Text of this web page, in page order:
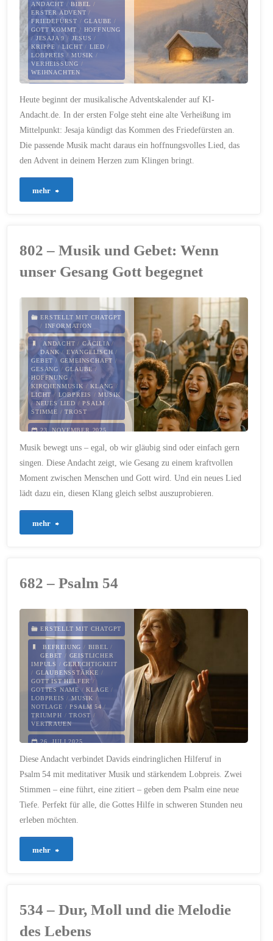
ANDACHT /BIBEL /
ERSTER ADVENT /
FRIEDEFÜRST /GLAUBE /
GOTT KOMMT / HOFFNUNG
/ JESAJA 9 / JESUS /
KRIPPE /LICHT / LIED /
LOBPREIS / MUSIK /
VERHEISSUNG
/
WEIHNACHTEN
Heute beginnt der musikalische Adventskalender auf KI-
Andacht.de. In der ersten Folge steht eine alte Verheißung im
Mittelpunkt: Jesaja kündigt das Kommen des Friedefürsten an.
Die passende Musik macht daraus ein hoffnungsvolles Lied, das
den Advent in deinem Herzen zum Klingen bringt.
mehr
Ankunft"
802 – Musik und Gebet: Wenn
unser Gesang Gott begegnet
ERSTELLT MIT CHATGPT
/ INFORMATION
ANDACHT /CÄCILIA/
DANK / EVANGELISCH /
GEBET / GEMEINSCHAFT /
GESANG /GLAUBE /
HOFFNUNG /
KIRCHENMUSIK /KLANG /
LICHT / LOBPREIS /MUSIK
/ NEUES LIED /PSALM /
STIMME /TROST
23. NOVEMBER 2025
Musik bewegt uns – egal, ob wir gläubig sind oder einfach gern
singen. Diese Andacht zeigt, wie Gesang zu einem kraftvollen
Moment zwischen Menschen und Gott wird. Und ein neues Lied
lädt dazu ein, diesen Klang gleich selbst auszuprobieren.
mehr
Wenn
unser
Gesang
Gott
begegnet"
682 – Psalm 54
ERSTELLT MIT CHATGPT
BEFREIUNG / BIBEL /
GEBET / GEISTLICHER
IMPULS /GERECHTIGKEIT
/ GLAUBENSSTÄRKE /
GOTT IST HELFER/
GOTTES NAME /KLAGE /
LOBPREIS / MUSIK /
NOTLAGE /PSALM 54/
TRIUMPH /TROST /
VERTRAUEN
26. JULI 2025
Diese Andacht verbindet Davids eindringlichen Hilferuf in
Psalm 54 mit meditativer Musik und stärkendem Lobpreis. Zwei
Stimmen – eine führt, eine zitiert – geben dem Psalm eine neue
Tiefe. Perfekt für alle, die Gottes Hilfe in schweren Stunden neu
erleben möchten.
mehr
534 – Dur, Moll und die Melodie
des Lebens